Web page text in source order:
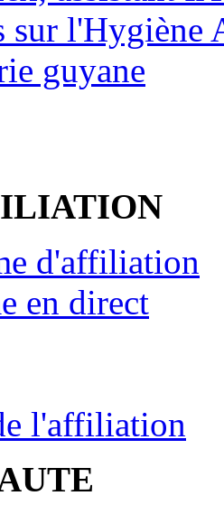
sur l'Hygiène
guyane
d'affiliation
en direct
l'affiliation